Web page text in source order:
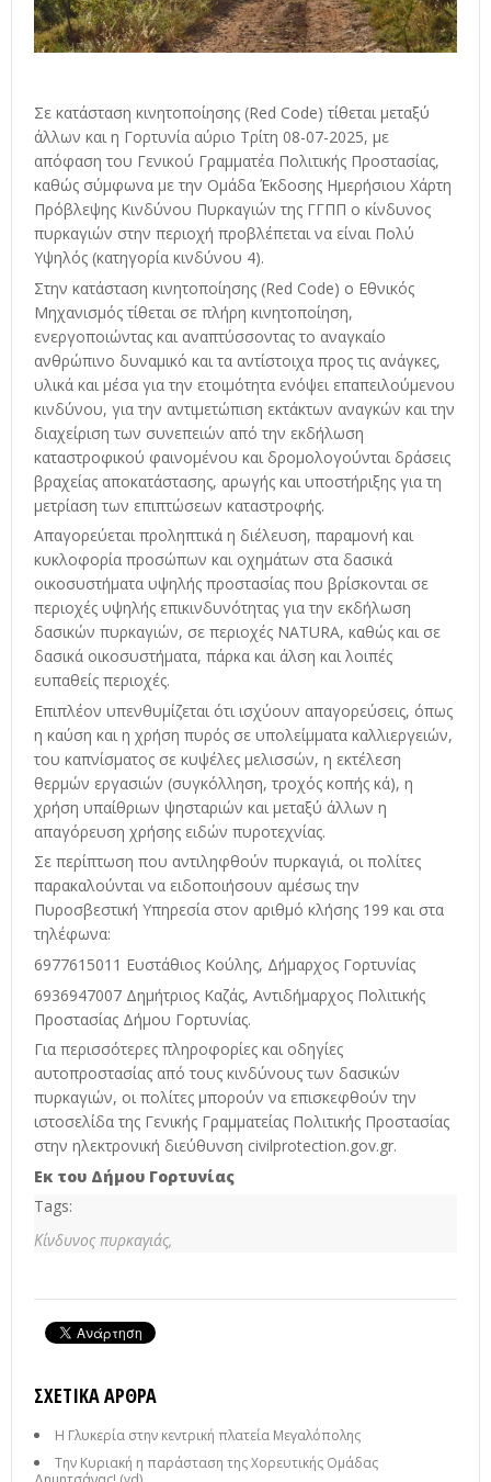
Σε κατάσταση κινητοποίησης (Red Code) τίθεται μεταξύ
άλλων και η Γορτυνία αύριο Τρίτη 08-07-2025, με
απόφαση του Γενικού Γραμματέα Πολιτικής Προστασίας,
καθώς σύμφωνα με την Ομάδα Έκδοσης Ημερήσιου Χάρτη
Πρόβλεψης Κινδύνου Πυρκαγιών της ΓΓΠΠ ο κίνδυνος
πυρκαγιών στην περιοχή προβλέπεται να είναι Πολύ
Υψηλός (κατηγορία κινδύνου 4).
Στην κατάσταση κινητοποίησης (Red Code) ο Εθνικός
Μηχανισμός τίθεται σε πλήρη κινητοποίηση,
ενεργοποιώντας και αναπτύσσοντας το αναγκαίο
ανθρώπινο δυναμικό και τα αντίστοιχα προς τις ανάγκες,
υλικά και μέσα για την ετοιμότητα ενόψει επαπειλούμενου
κινδύνου, για την αντιμετώπιση εκτάκτων αναγκών και την
διαχείριση των συνεπειών από την εκδήλωση
καταστροφικού φαινομένου και δρομολογούνται δράσεις
βραχείας αποκατάστασης, αρωγής και υποστήριξης για τη
μετρίαση των επιπτώσεων καταστροφής.
Απαγορεύεται προληπτικά η διέλευση, παραμονή και
κυκλοφορία προσώπων και οχημάτων στα δασικά
οικοσυστήματα υψηλής προστασίας που βρίσκονται σε
περιοχές υψηλής επικινδυνότητας για την εκδήλωση
δασικών πυρκαγιών, σε περιοχές NATURA, καθώς και σε
δασικά οικοσυστήματα, πάρκα και άλση και λοιπές
ευπαθείς περιοχές.
Επιπλέον υπενθυμίζεται ότι ισχύουν απαγορεύσεις, όπως
η καύση και η χρήση πυρός σε υπολείμματα καλλιεργειών,
του καπνίσματος σε κυψέλες μελισσών, η εκτέλεση
θερμών εργασιών (συγκόλληση, τροχός κοπής κά), η
χρήση υπαίθριων ψησταριών και μεταξύ άλλων η
απαγόρευση χρήσης ειδών πυροτεχνίας.
Σε περίπτωση που αντιληφθούν πυρκαγιά, οι πολίτες
παρακαλούνται να ειδοποιήσουν αμέσως την
Πυροσβεστική Υπηρεσία στον αριθμό κλήσης 199 και στα
τηλέφωνα:
6977615011 Ευστάθιος Κούλης, Δήμαρχος Γορτυνίας
6936947007 Δημήτριος Καζάς, Αντιδήμαρχος Πολιτικής
Προστασίας Δήμου Γορτυνίας.
Για περισσότερες πληροφορίες και οδηγίες
αυτοπροστασίας από τους κινδύνους των δασικών
πυρκαγιών, οι πολίτες μπορούν να επισκεφθούν την
ιστοσελίδα της Γενικής Γραμματείας Πολιτικής Προστασίας
στην ηλεκτρονική διεύθυνση civilprotection.gov.gr.
Εκ του Δήμου Γορτυνίας
Tags:
Κίνδυνος πυρκαγιάς,
ΣΧΕΤΙΚΆ ΆΡΘΡΑ
Η Γλυκερία στην κεντρική πλατεία Μεγαλόπολης
Την Κυριακή η παράσταση της Χορευτικής Ομάδας